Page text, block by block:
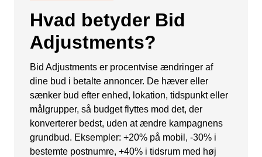
SEO
GEO
Programmatic SEO
FÅ KORTLAGT DIN AI SYNLIGHED
PAID SOCIAL
Meta annoncering
Webinar
Whitepapers
Mød teamet
Nyhedsbrev
Hvad betyder Bid
Adjustments?
Bid Adjustments er procentvise ændringer af
dine bud i betalte annoncer. De hæver eller
sænker bud efter enhed, lokation, tidspunkt eller
målgrupper, så budget flyttes mod det, der
konverterer bedst, uden at ændre kampagnens
grundbud. Eksempler: +20% på mobil, -30% i
bestemte postnumre, +40% i tidsrum med høj